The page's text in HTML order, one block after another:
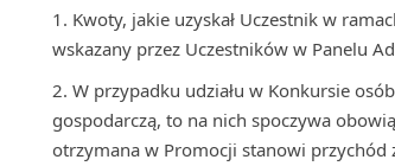
Kwoty, jakie uzyskał Uczestnik w
wskazany przez Uczestników w Panelu
W przypadku udziału w Konkursie
gospodarczą, to na nich spoczywa
otrzymana w Promocji stanowi przychód